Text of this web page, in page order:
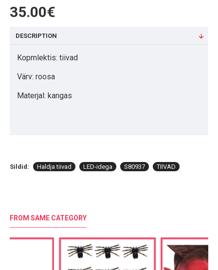
35.00€
DESCRIPTION
Kopmlektis: tiivad
Värv: roosa
Materjal: kangas
Sildid: Haldja tiivad LED-idega S80937 TIIVAD
FROM SAME CATEGORY